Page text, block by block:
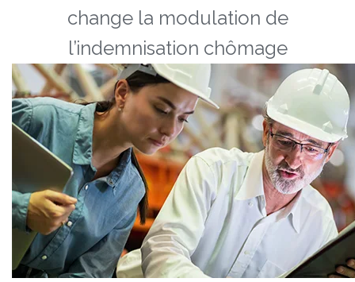
change la modulation de
l’indemnisation chômage